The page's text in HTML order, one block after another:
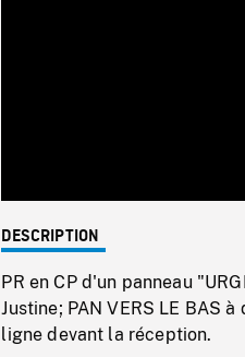
DESCRIPTION
PR en CP d'un panneau
Justine; PAN VERS LE BAS
ligne devant la réception.